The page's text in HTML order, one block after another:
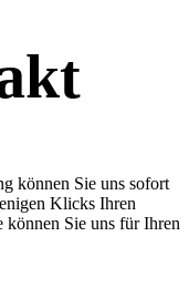
können Sie uns sofort
Klicks Ihren
können Sie uns für Ihren